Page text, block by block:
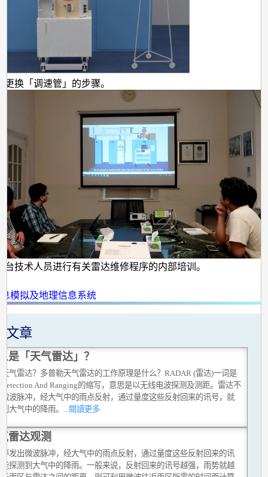
换「调速管」的步骤。
技术人员进行有关雷达维修程序的内部培训。
模拟及地理信息系统
文章
是「天气雷达」？
气雷达？多普勒天气雷达的工作原理是什么？RADAR (雷达)一词是
And Ranging的缩写，意思是以无线电波探测及测距。雷达不
波脉冲，经大气中的雨点反射，通过量度这些反射回来的讯号，就
大气中的降雨。
...閱讀更多
雷达观测
发出微波脉冲，经大气中的雨点反射，通过量度这些反射回来的讯
探测到大气中的降雨。一般来说，反射回来的讯号越强，雨势就越